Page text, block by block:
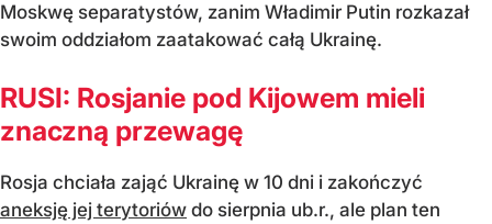
Moskwę separatystów, zanim Władimir Putin rozkazał
swoim oddziałom zaatakować całą Ukrainę.
RUSI: Rosjanie pod Kijowem mieli
znaczną przewagę
Rosja chciała zająć Ukrainę w 10 dni i zakończyć
aneksję jej terytoriów do sierpnia ub.r., ale plan ten